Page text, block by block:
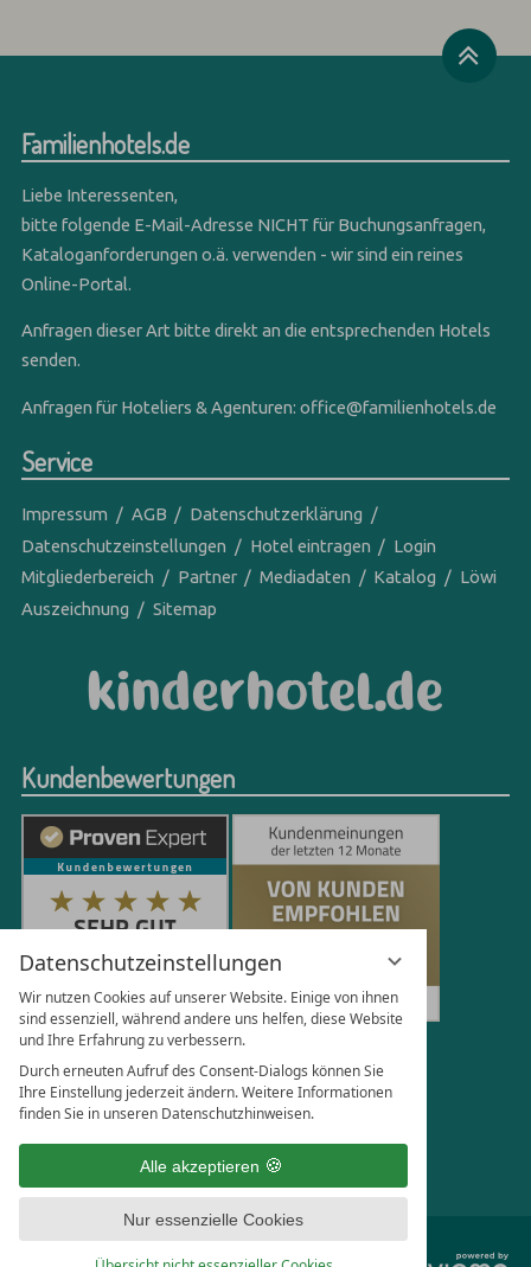
Datenschutzeinstellungen
Wir nutzen Cookies auf unserer Website. Einige von ihnen
sind essenziell, während andere uns helfen, diese Website
und Ihre Erfahrung zu verbessern.
Durch erneuten Aufruf des Consent-Dialogs können Sie
Ihre Einstellung jederzeit ändern. Weitere Informationen
finden Sie in unseren Datenschutzhinweisen.
Alle akzeptieren
Nur essenzielle Cookies
Familienhotels.de
Liebe Interessenten,
bitte folgende E-Mail-Adresse NICHT für Buchungsanfragen,
Kataloganforderungen o.ä. verwenden - wir sind ein reines
Online-Portal.
Anfragen dieser Art bitte direkt an die entsprechenden Hotels
senden.
Anfragen für Hoteliers & Agenturen:office@familienhotels.de
Service
Impressum AGB
Datenschutzerklärung
Datenschutzeinstellungen
Hotel eintragen
Login
Mitgliederbereich
Partner Mediadaten Katalog
Löwi
Auszeichnung
Sitemap
Kundenbewertungen